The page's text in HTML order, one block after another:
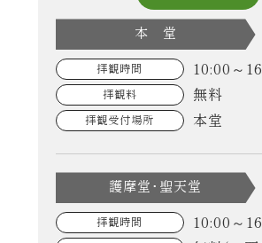
本 堂
拝観時間 10:00～
拝観料 無料
拝観受付場所 本堂
護摩堂･聖天堂
拝観時間 10:00～